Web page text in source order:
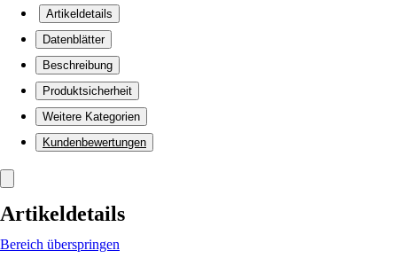
Artikeldetails
Datenblätter
Beschreibung
Produktsicherheit
Weitere Kategorien
Kundenbewertungen
Artikeldetails
Bereich überspringen